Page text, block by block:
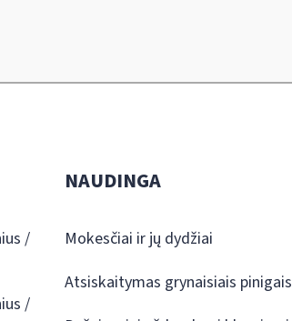
/
/
NAUDINGA
Mokesčiai ir jų dydžiai
Atsiskaitymas grynaisiais pinigais